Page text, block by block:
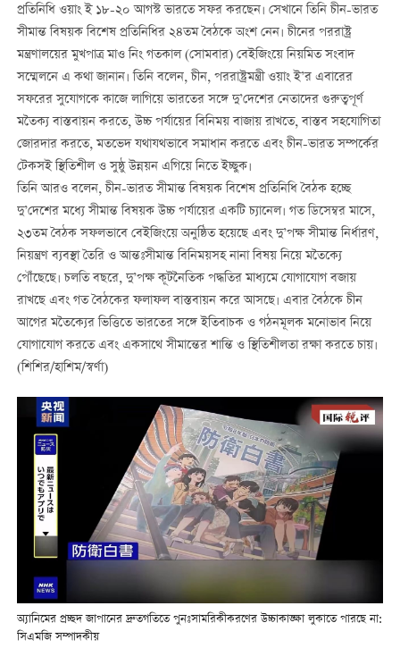
প্রতিনিধি ওয়াং ই ১৮-২০ আগস্ট ভারতে সফর করছেন। সেখানে তিনি চীন-ভারত
সীমান্ত বিষয়ক বিশেষ প্রতিনিধির ২৪তম বৈঠকে অংশ নেন। চীনের পররাষ্ট্র
মন্ত্রণালয়ের মুখপাত্র মাও নিং গতকাল (সোমবার) বেইজিংয়ে নিয়মিত সংবাদ
সম্মেলনে এ কথা জানান। তিনি বলেন, চীন, পররাষ্ট্রমন্ত্রী ওয়াং ই’র এবারের
সফরের সুযোগকে কাজে লাগিয়ে ভারতের সঙ্গে দু’দেশের নেতাদের গুরুত্বপূর্ণ
মতৈক্য বাস্তবায়ন করতে, উচ্চ পর্যায়ের বিনিময় বাজায় রাখতে, বাস্তব সহযোগিতা
জোরদার করতে, মতভেদ যথাযথভাবে সমাধান করতে এবং চীন-ভারত সম্পর্কের
টেকসই স্থিতিশীল ও সুষ্ঠু উন্নয়ন এগিয়ে নিতে ইচ্ছুক।
তিনি আরও বলেন, চীন-ভারত সীমান্ত বিষয়ক বিশেষ প্রতিনিধি বৈঠক হচ্ছে
দু’দেশের মধ্যে সীমান্ত বিষয়ক উচ্চ পর্যায়ের একটি চ্যানেল। গত ডিসেম্বর মাসে,
২৩তম বৈঠক সফলভাবে বেইজিংয়ে অনুষ্ঠিত হয়েছে এবং দু’পক্ষ সীমান্ত নির্ধারণ,
নিয়ন্ত্রণ ব্যবস্থা তৈরি ও আন্তঃসীমান্ত বিনিময়সহ নানা বিষয় নিয়ে মতৈক্যে
পৌঁছেছে। চলতি বছরে, দু’পক্ষ কূটনৈতিক পদ্ধতির মাধ্যমে যোগাযোগ বজায়
রাখছে এবং গত বৈঠকের ফলাফল বাস্তবায়ন করে আসছে। এবার বৈঠকে চীন
আগের মতৈক্যের ভিত্তিতে ভারতের সঙ্গে ইতিবাচক ও গঠনমূলক মনোভাব নিয়ে
যোগাযোগ করতে এবং একসাথে সীমান্তের শান্তি ও স্থিতিশীলতা রক্ষা করতে চায়।
(শিশির/হাশিম/স্বর্ণা)
অ্যানিমের প্রচ্ছদ জাপানের দ্রুতগতিতে পুনঃসামরিকীকরণের উচ্চাকাঙ্ক্ষা লুকাতে পারছে না:
সিএমজি সম্পাদকীয়